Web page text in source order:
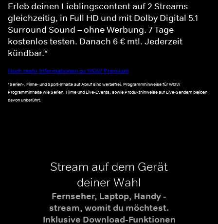
Erleb deinen Lieblingscontent auf 2 Streams
gleichzeitig, in Full HD und mit Dolby Digital 5.1
Surround Sound – ohne Werbung. 7 Tage
kostenlos testen. Danach 6 € mtl. Jederzeit
kündbar.*
Noch mehr Informationen zu WOW Premium
*Serien-, Filme- und Sport-Inhalte auf Abruf sind werbefrei. Programmhinweise für WOW
Programminhalte wie Serien, Filme und Live-Events, sowie Produkthinweise auf Live-Sendern bleiben
davon unberührt.
Stream auf dem Gerät
deiner Wahl
Fernseher, Laptop, Handy -
stream, womit du möchtest.
Inklusive Download-Funktionen